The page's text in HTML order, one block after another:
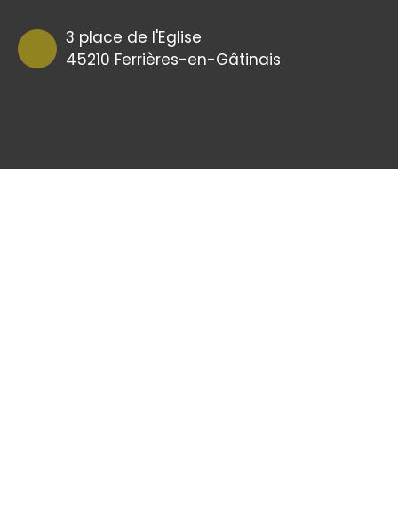
3 place de l'Eglise
45210 Ferrières-en-Gâtinais